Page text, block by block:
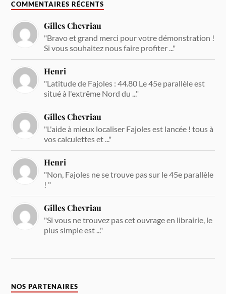
COMMENTAIRES RÉCENTS
Gilles Chevriau
"Bravo et grand merci pour votre démonstration !
Si vous souhaitez nous faire profiter ..."
Henri
"Latitude de Fajoles : 44.80 Le 45e parallèle est
situé à l'extrême Nord du ..."
Gilles Chevriau
"L'aide à mieux localiser Fajoles est lancée ! tous à
vos calculettes et ..."
Henri
"Non, Fajoles ne se trouve pas sur le 45e parallèle
! "
Gilles Chevriau
"Si vous ne trouvez pas cet ouvrage en librairie, le
plus simple est ..."
NOS PARTENAIRES